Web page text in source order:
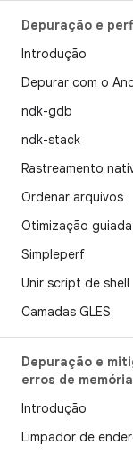
Depuração e
Introdução
Depurar com o
ndk-gdb
ndk-stack
Rastreamento
Ordenar arquivos
Otimização
Simpleperf
Unir script de shell
Camadas GLES
Depuração e
erros de memória
Introdução
Limpador de